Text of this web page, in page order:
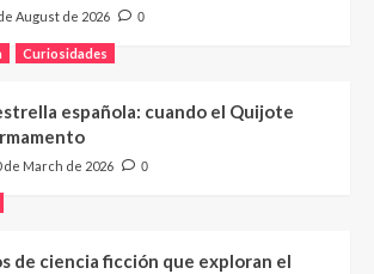
August de 2026 0
Curiosidades
española: cuando el Quijote
de March de 2026 0
de ciencia ficción que exploran el